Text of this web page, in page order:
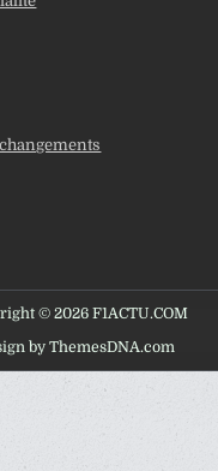
© 2026 F1ACTU.COM
by ThemesDNA.com